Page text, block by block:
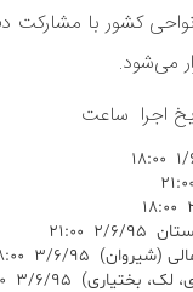
می‌شود.
اجرا ساعت
۲۱:۰۰
۳/۶/۹۵ ۱۸:۰۰
۳/۶/۹۵ ۲۱:۰۰